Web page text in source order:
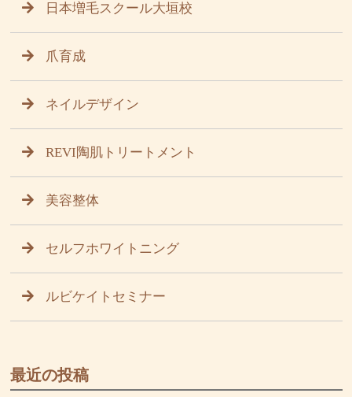
日本増毛スクール大垣校
爪育成
ネイルデザイン
REVI陶肌トリートメント
美容整体
セルフホワイトニング
ルビケイトセミナー
最近の投稿